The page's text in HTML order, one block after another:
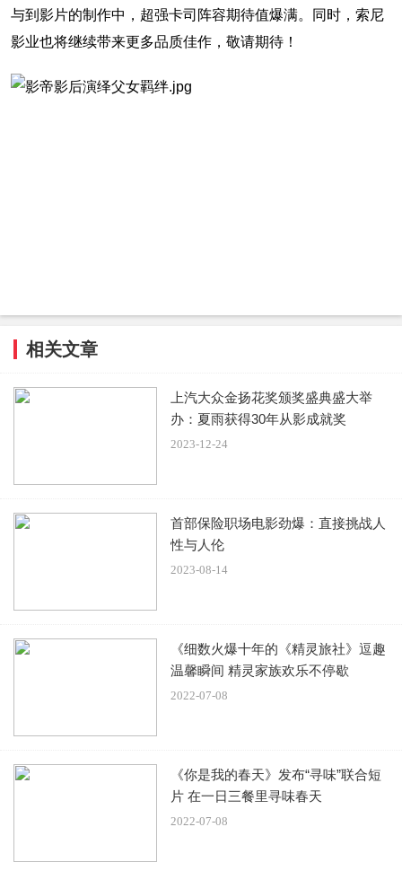
与到影片的制作中，超强卡司阵容期待值爆满。同时，索尼
影业也将继续带来更多品质佳作，敬请期待！
相关文章
上汽大众金扬花奖颁奖盛典盛大举
办：夏雨获得30年从影成就奖
2023-12-24
首部保险职场电影劲爆：直接挑战人
性与人伦
2023-08-14
《细数火爆十年的《精灵旅社》逗趣
温馨瞬间 精灵家族欢乐不停歇
2022-07-08
《你是我的春天》发布“寻味”联合短
片 在一日三餐里寻味春天 ​
2022-07-08